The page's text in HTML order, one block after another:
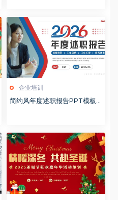
企业培训
简约风年度述职报告PPT模板2